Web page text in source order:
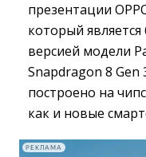
презентации
который
версией модели
Snapdragon 8 Gen
построено на
как и новые
РЕКЛАМА